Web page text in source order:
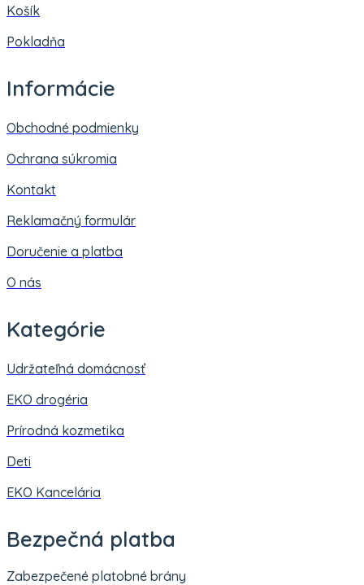
Košík
Pokladňa
Informácie
Obchodné podmienky
Ochrana súkromia
Kontakt
Reklamačný formulár
Doručenie a platba
O nás
Kategórie
Udržateľná domácnosť
EKO drogéria
Prírodná kozmetika
Deti
EKO Kancelária
Bezpečná platba
Zabezpečené platobné brány